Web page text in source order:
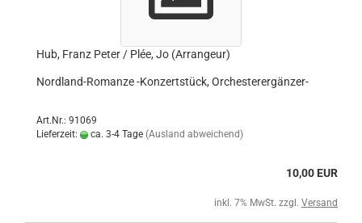
Hub, Franz Peter / Plée, Jo (Arrangeur)
Nordland-Romanze -Konzertstück, Orchesterergänzer-
Art.Nr.: 91069
Lieferzeit:
ca. 3-4 Tage (Ausland abweichend)
10,00 EUR
inkl. 7% MwSt. zzgl. Versand